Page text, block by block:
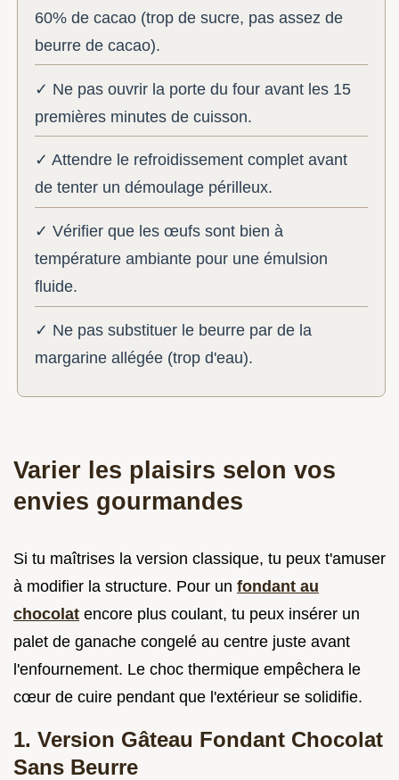
60% de cacao (trop de sucre, pas assez de
beurre de cacao).
✓ Ne pas ouvrir la porte du four avant les 15
premières minutes de cuisson.
✓ Attendre le refroidissement complet avant
de tenter un démoulage périlleux.
✓ Vérifier que les œufs sont bien à
température ambiante pour une émulsion
fluide.
✓ Ne pas substituer le beurre par de la
margarine allégée (trop d'eau).
Varier les plaisirs selon vos
envies gourmandes
Si tu maîtrises la version classique, tu peux t'amuser
à modifier la structure. Pour un fondant au
chocolat encore plus coulant, tu peux insérer un
palet de ganache congelé au centre juste avant
l'enfournement. Le choc thermique empêchera le
cœur de cuire pendant que l'extérieur se solidifie.
1. Version Gâteau Fondant Chocolat
Sans Beurre